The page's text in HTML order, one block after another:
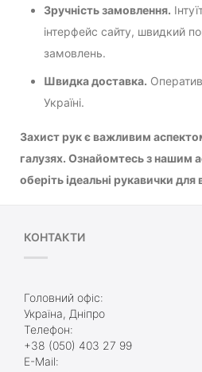
Зручність замовлення.
інтерфейс сайту, швидкий
замовлень.
Швидка доставка.
Україні.
Захист рук є важливим
галузях. Ознайомтесь з нашим
оберіть ідеальні рукавички
КОНТАКТИ
Головний офіс:
Україна, Дніпро
Телефон:
+38 (050) 403 27 99
E-Mail: